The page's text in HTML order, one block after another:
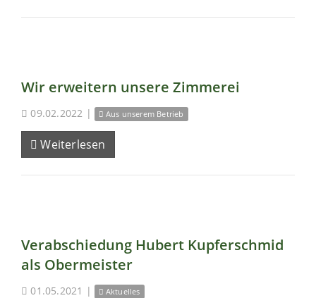
Wir erweitern unsere Zimmerei
09.02.2022 | Aus unserem Betrieb
Weiterlesen
Verabschiedung Hubert Kupferschmid
als Obermeister
01.05.2021 | Aktuelles